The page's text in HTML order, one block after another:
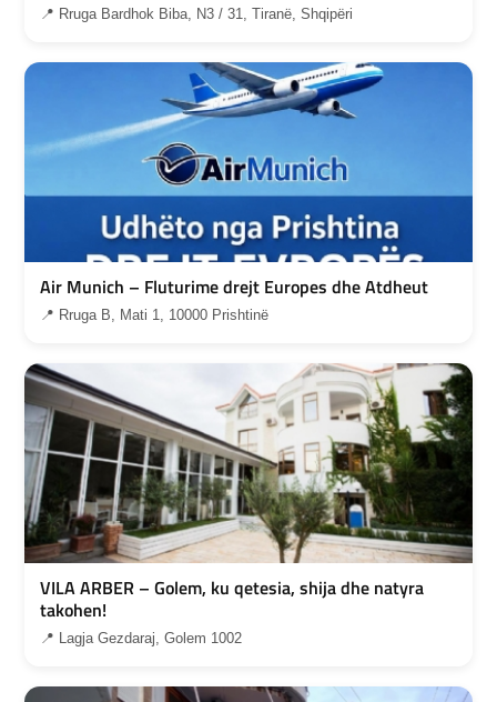
📍 Rruga Bardhok Biba, N3 / 31, Tiranë, Shqipëri
Air Munich – Fluturime drejt Europes dhe Atdheut
📍 Rruga B, Mati 1, 10000 Prishtinë
VILA ARBER – Golem, ku qetesia, shija dhe natyra
takohen!
📍 Lagja Gezdaraj, Golem 1002